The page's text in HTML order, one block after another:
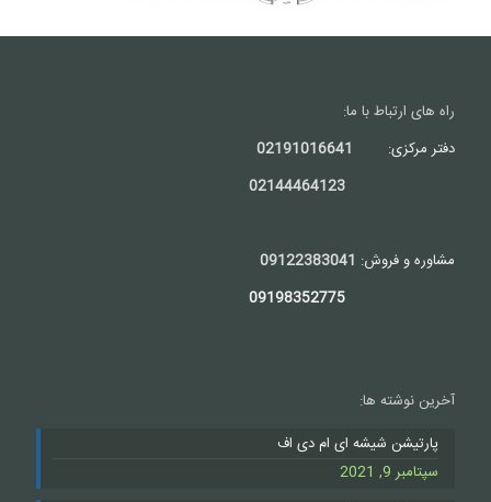
راه های ارتباط با ما:
دفتر مرکزی: 02191016641
02144464123
مشاوره و فروش: 09122383041
آخرین نوشته ها:
پارتیشن شیشه ای ام دی اف
سپتامبر 9, 2021